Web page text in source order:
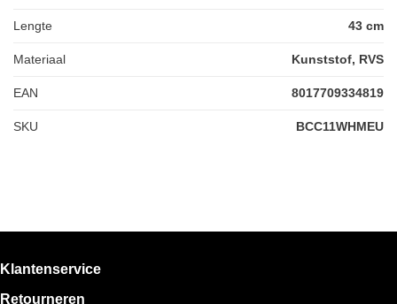
Lengte 43 cm
Materiaal Kunststof, RVS
EAN 8017709334819
SKU BCC11WHMEU
Klantenservice
Retourneren